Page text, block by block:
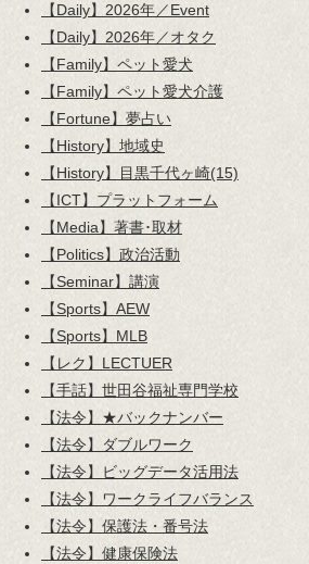
【Daily】2026年／Event
【Daily】2026年／オタク
【Family】ペット愛犬
【Family】ペット愛犬介護
【Fortune】夢占い
【History】地域史
【History】目黒千代ヶ崎(15)
【ICT】プラットフォーム
【Media】著書･取材
【Politics】政治活動
【Seminar】講演
【Sports】AEW
【Sports】MLB
【レク】LECTUER
【手話】世田谷福祉専門学校
【法令】★バックナンバー
【法令】ダブルワーク
【法令】ビッグデータ活用法
【法令】ワークライフバランス
【法令】保護法・番号法
【法令】健康保険法